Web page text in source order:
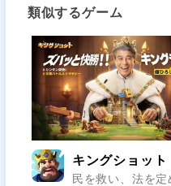
類似するゲーム
キングショット
民を救い、法を